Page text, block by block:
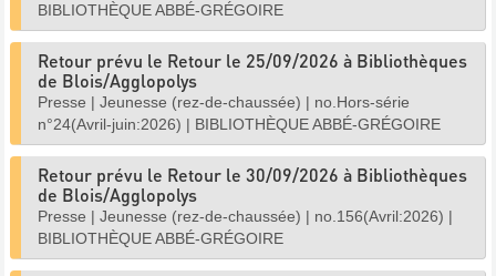
BIBLIOTHÈQUE ABBÉ-GRÉGOIRE
Retour prévu le Retour le 25/09/2026 à Bibliothèques
de Blois/Agglopolys
Presse | Jeunesse (rez-de-chaussée) | no.Hors-série
n°24(Avril-juin:2026) | BIBLIOTHÈQUE ABBÉ-GRÉGOIRE
Retour prévu le Retour le 30/09/2026 à Bibliothèques
de Blois/Agglopolys
Presse | Jeunesse (rez-de-chaussée) | no.156(Avril:2026) |
BIBLIOTHÈQUE ABBÉ-GRÉGOIRE